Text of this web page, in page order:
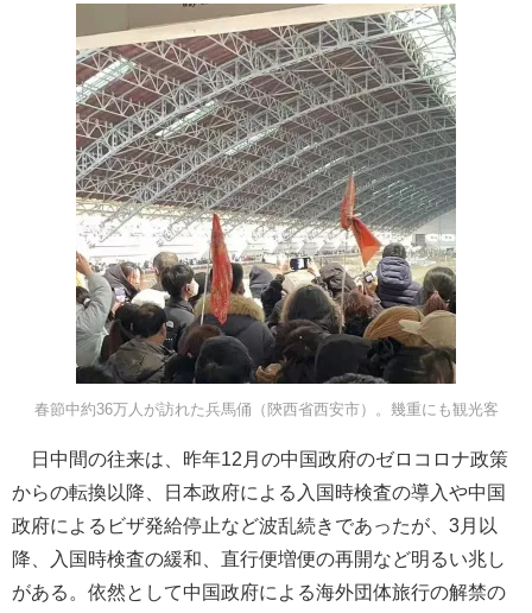
春節中約36万人が訪れた兵馬俑（陝西省西安市）。幾重にも観光客
日中間の往来は、昨年12月の中国政府のゼロコロナ政策
からの転換以降、日本政府による入国時検査の導入や中国
政府によるビザ発給停止など波乱続きであったが、3月以
降、入国時検査の緩和、直行便増便の再開など明るい兆し
がある。依然として中国政府による海外団体旅行の解禁の